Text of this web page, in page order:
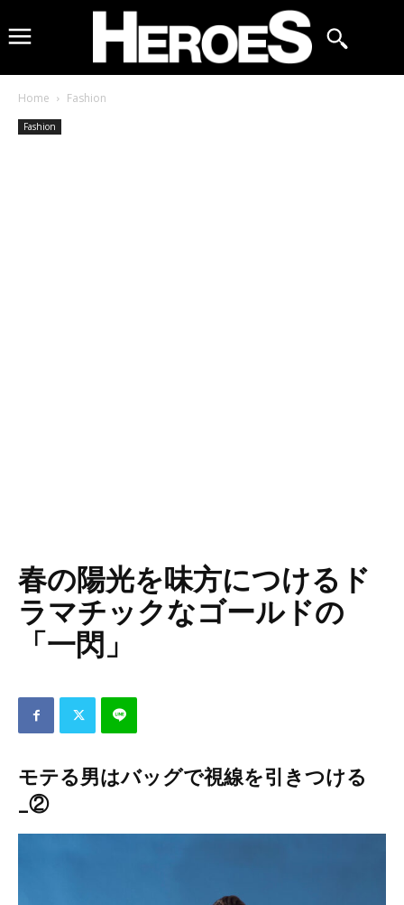
Home Fashion
Fashion
春の陽光を味方につけるド
ラマチックなゴールドの
「一閃」
モテる男はバッグで視線を引きつける
_②